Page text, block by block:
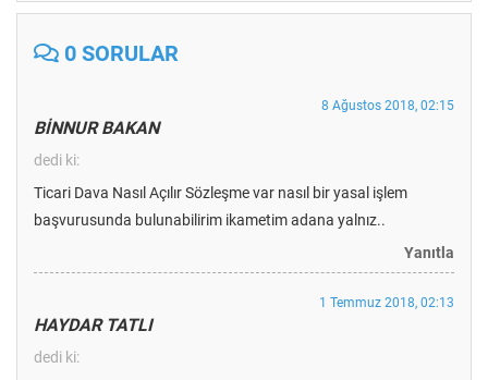
0 SORULAR
BİNNUR BAKAN
dedi ki:
8 Ağustos 2018, 02:15
Ticari Dava Nasıl Açılır Sözleşme var nasıl bir yasal işlem
başvurusunda bulunabilirim ikametim adana yalnız..
Yanıtla
HAYDAR TATLI
dedi ki:
1 Temmuz 2018, 02:13